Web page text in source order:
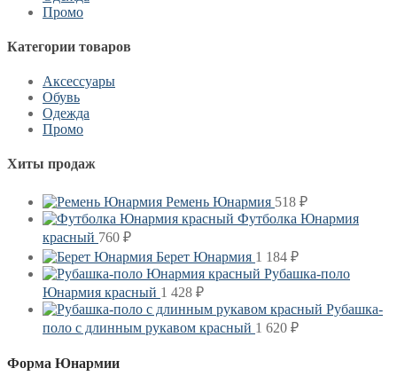
Промо
Категории товаров
Аксессуары
Обувь
Одежда
Промо
Хиты продаж
Ремень Юнармия 518 ₽
Футболка Юнармия
красный 760 ₽
Берет Юнармия 1 184 ₽
Рубашка-поло
Юнармия красный 1 428 ₽
Рубашка-
поло с длинным рукавом красный 1 620 ₽
Форма Юнармии